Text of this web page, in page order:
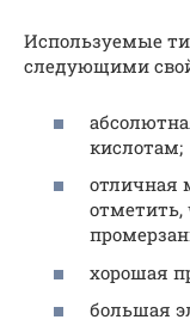
Используемые
следующими
кислотам;
отличная
отметить,
хорошая
большая